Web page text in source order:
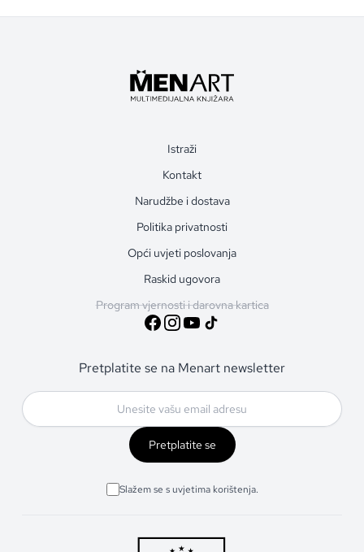
Istraži
Kontakt
Narudžbe i dostava
Politika privatnosti
Opći uvjeti poslovanja
Raskid ugovora
Program vjernosti i darovna kartica
Pretplatite se na Menart newsletter
Pretplatite se
Slažem se s uvjetima korištenja.